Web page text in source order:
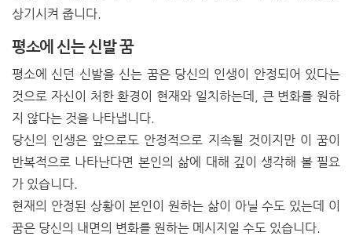
상기시켜 줍니다.
평소에 신는 신발 꿈
평소에 신던 신발을 신는 꿈은 당신의 인생이 안정되어 있다는
것으로 자신이 처한 환경이 현재와 일치하는데, 큰 변화를 원하
지 않다는 것을 나타냅니다.
당신의 인생은 앞으로도 안정적으로 지속될 것이지만 이 꿈이
반복적으로 나타난다면 본인의 삶에 대해 깊이 생각해 볼 필요
가 있습니다.
현재의 안정된 상황이 본인이 원하는 삶이 아닐 수도 있는데 이
꿈은 당신의 내면의 변화를 원하는 메시지일 수도 있습니다.